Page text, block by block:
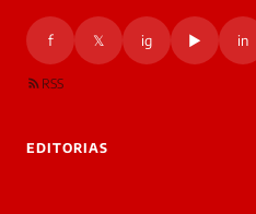
f 𝕏 ig ▶ in
RSS
EDITORIAS